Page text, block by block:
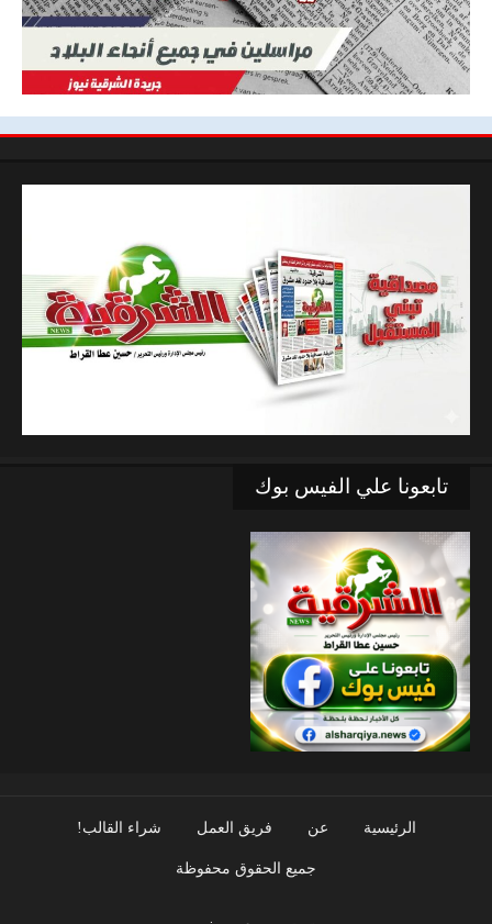
تابعونا علي الفيس بوك
الرئيسية عن فريق العمل شراء القالب!
جميع الحقوق محفوظة